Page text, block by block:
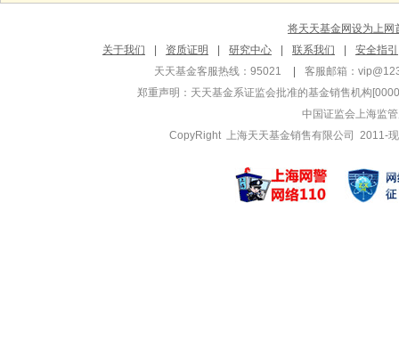
将天天基金网设为上网
关于我们
资质证明 研究中心 联系我们
安全指引
天天基金客服热线：95021
客服邮箱：
郑重声明： 天天基金系证监会批准的基金销售机构
中国证监会上海监
CopyRight 上海天天基金销售有限公司 2011-